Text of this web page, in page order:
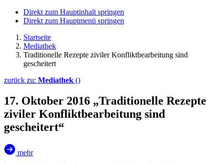
Direkt zum Hauptinhalt springen
Direkt zum Hauptmenü springen
Startseite
Mediathek
Traditionelle Rezepte ziviler Konfliktbearbeitung sind
gescheitert
zurück zu: Mediathek ()
17. Oktober 2016 „Traditionelle Rezepte
ziviler Konfliktbearbeitung sind
gescheitert“
mehr